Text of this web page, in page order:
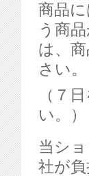
商品
う商
は、
さい。
（７
い。）
当シ
社が負